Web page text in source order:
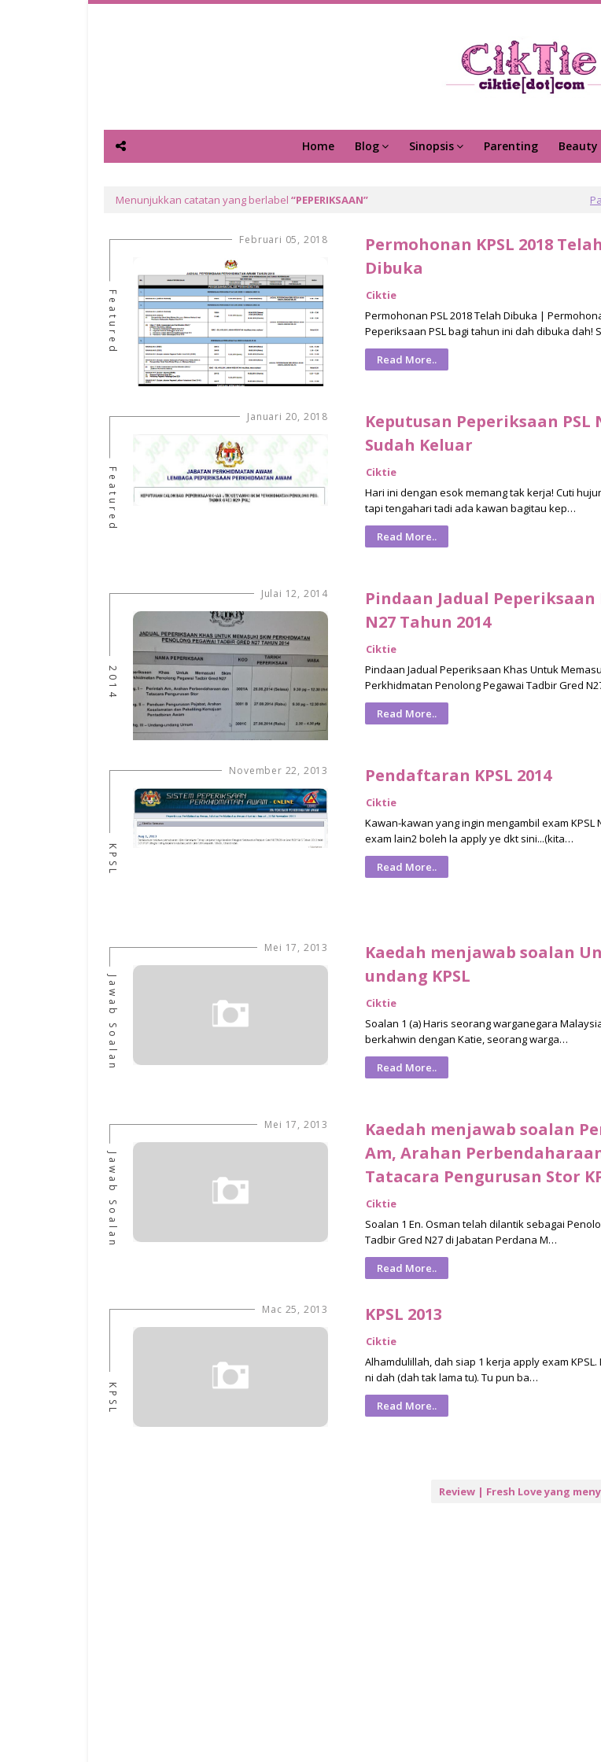
Home Blog Sinopsis Parenting Beauty
Menunjukkan catatan yang berlabel PEPERIKSAAN
Februari 05, 2018
Featured
Permohonan KPSL 2018 Telah
Dibuka
Ciktie
Permohonan PSL 2018 Telah Dibuka |
Peperiksaan PSL bagi tahun ini dah dibuka dah!
Read More..
Januari 20, 2018
Featured
Keputusan Peperiksaan PSL
Sudah Keluar
Ciktie
Hari ini dengan esok memang tak kerja! Cuti
tapi tengahari tadi ada kawan bagitau kep…
Read More..
Julai 12, 2014
2014
Pindaan Jadual Peperiksaan
N27 Tahun 2014
Ciktie
Pindaan Jadual Peperiksaan Khas Untuk
Perkhidmatan Penolong Pegawai Tadbir Gred
Read More..
November 22, 2013
KPSL
Pendaftaran KPSL 2014
Ciktie
Kawan-kawan yang ingin mengambil exam KPSL
exam lain2 boleh la apply ye dkt sini...(kita…
Read More..
Mei 17, 2013
Jawab Soalan
Kaedah menjawab soalan
undang KPSL
Ciktie
Soalan 1 (a) Haris seorang warganegara
berkahwin dengan Katie, seorang warga…
Read More..
Mei 17, 2013
Jawab Soalan
Kaedah menjawab soalan
Am, Arahan
Tatacara Pengurusan Stor
Ciktie
Soalan 1 En. Osman telah dilantik sebagai
Tadbir Gred N27 di Jabatan Perdana M…
Read More..
Mac 25, 2013
KPSL
KPSL 2013
Ciktie
Alhamdulillah, dah siap 1 kerja apply exam KPSL.
ni dah (dah tak lama tu). Tu pun ba…
Read More..
Review | Fresh Love yang